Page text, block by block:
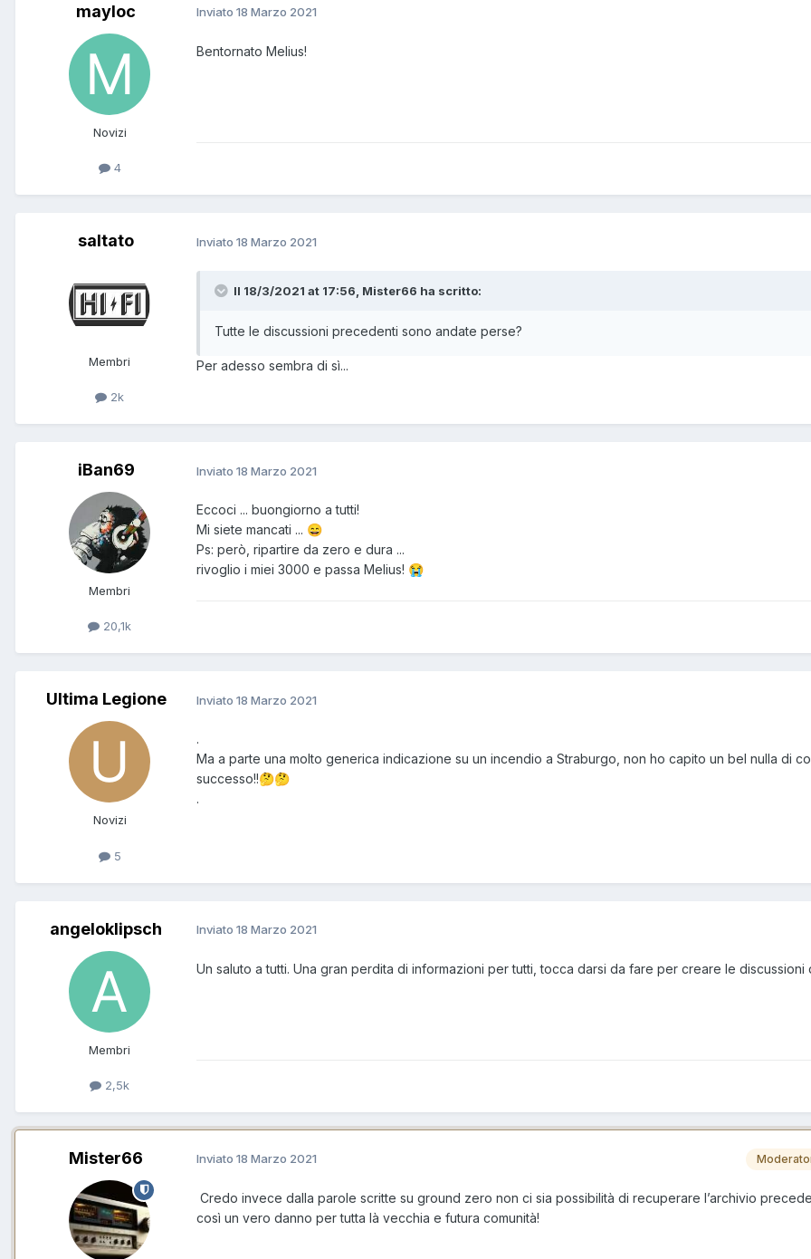
mayloc
Novizi
4
Inviato 18 Marzo 2021
Bentornato Melius!
saltato
Membri
2k
Inviato 18 Marzo 2021
Il 18/3/2021 at 17:56, Mister66 ha scritto:
Tutte le discussioni precedenti sono andate perse?
Per adesso sembra di sì...
iBan69
Membri
20,1k
Inviato 18 Marzo 2021
Eccoci ... buongiorno a tutti!
Mi siete mancati ... 😄
Ps: però, ripartire da zero e dura ...
rivoglio i miei 3000 e passa Melius! 😭
Ultima Legione
Novizi
5
Inviato 18 Marzo 2021
.
Ma a parte una molto generica indicazione su un incendio a Straburgo, non ho capito un bel nulla di
successo!!🤔🤔
.
angeloklipsch
Membri
2,5k
Inviato 18 Marzo 2021
Un saluto a tutti. Una gran perdita di informazioni per tutti, tocca darsi da fare per creare le discussioni
Mister66 Inviato 18 Marzo 2021
Credo invece dalla parole scritte su ground zero non ci sia possibilità di recuperare l’archivio
così un vero danno per tutta là vecchia e futura comunità!